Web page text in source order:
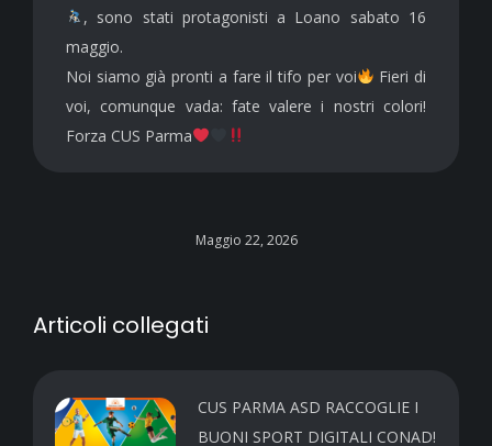
, sono stati protagonisti a Loano sabato 16
maggio.
Noi siamo già pronti a fare il tifo per voi
Fieri di
voi, comunque vada: fate valere i nostri colori!
Forza CUS Parma
Maggio 22, 2026
Articoli collegati
CUS PARMA ASD RACCOGLIE I
BUONI SPORT DIGITALI CONAD!